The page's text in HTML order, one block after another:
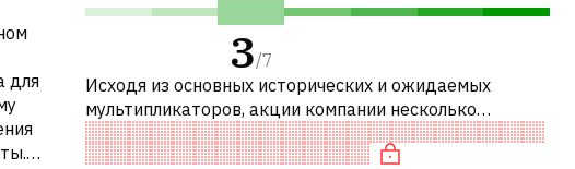
для
3/7
Исходя из основных исторических и ожидаемых
мультипликаторов, акции компании несколько
переоценены по сравнению с аналогичными
компаниями. В частности, акция компании пер